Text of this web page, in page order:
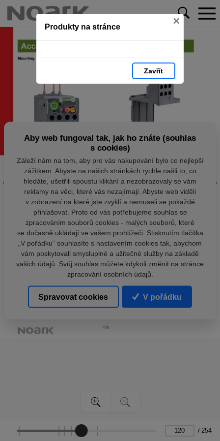
Produkty na stránce ×
Zavřít
/ 254
Aby web fungoval tak, jak ho znáte (souhlas
s cookies)
Záleží nám na tom, aby pro vás nakupování bylo co nejlepší
zážitkem. Abyste na našich stránkách rychle našli to, co
hledáte, ušetřili spoustu klikání a nezobrazovaly se vám
reklamy na věci, které vás nezajímají. Abyste web viděli
v zobrazení na které jste zvyklí a nemuseli se pokaždé
přihlašovat. Proto od vás potřebujeme souhlas se
zpracováním souborů cookies - malých souborů, které
se dočasně ukládají ve vašem prohlížeči. Stisknutím tlačítka
„V pořádku“ souhlasíte s nastavením cookies tak, abychom
vám poskytovali smysluplné a užitečné služby na základě
vašich údajů. Svůj souhlas můžete kdykoli změnit na stránce
zpracování osobních údajů.
Spravovat cookies V pořádku